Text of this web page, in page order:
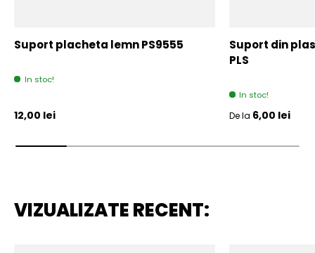
Suport placheta lemn PS9555
In stoc!
Pret initial
12,00 lei
Suport din
PLS
In stoc!
Pret initial
De la 6,00 lei
VIZUALIZATE RECENT: